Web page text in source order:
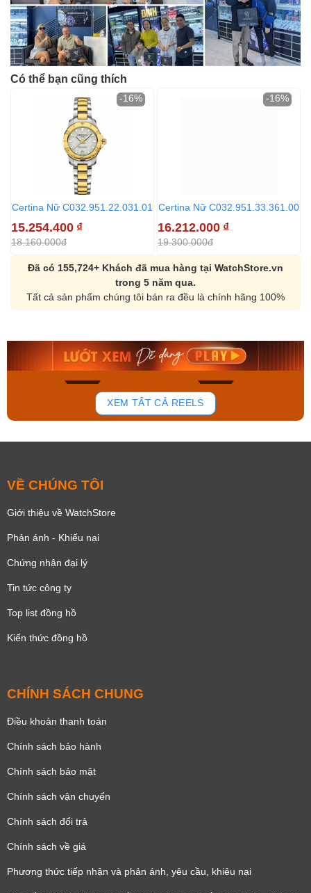
Có thể bạn cũng thích
Certina Nữ C032.951.22.031.01
15.254.400 ₫
18.160.000đ
-16%
Certina Nữ C032.951.33.361.00
16.212.000 ₫
19.300.000đ
-16%
Đã có 155,724+ Khách đã mua hàng tại WatchStore.vn
trong 5 năm qua.
Tất cả sản phẩm chúng tôi bán ra đều là chính hãng 100%
168
Orient Nam RA-
Mua ngay
Casio Nam MTS-
Mua ngay
XEM TẤT CẢ REELS
VỀ CHÚNG TÔI
Giới thiệu về WatchStore
Phản ánh - Khiếu nại
Chứng nhận đại lý
Tin tức công ty
Top list đồng hồ
Kiến thức đồng hồ
CHÍNH SÁCH CHUNG
Điều khoản thanh toán
Chính sách bảo hành
Chính sách bảo mật
Chính sách vận chuyển
Chính sách đổi trả
Chính sách về giá
Phương thức tiếp nhận và phản ánh, yêu cầu, khiêu nại